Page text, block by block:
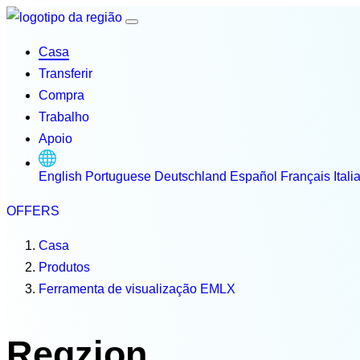
Casa
Transferir
Compra
Trabalho
Apoio
English Portuguese Deutschland Español Français
OFFERS
Casa
Produtos
Ferramenta de visualização EMLX